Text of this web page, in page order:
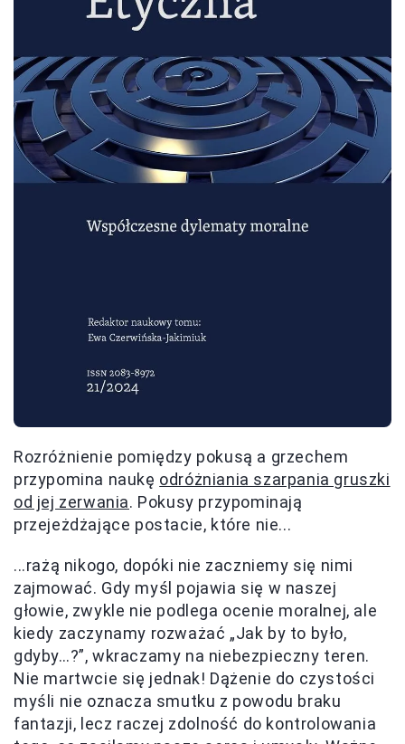
Rozróżnienie pomiędzy pokusą a grzechem
przypomina naukę odróżniania szarpania gruszki
od jej zerwania. Pokusy przypominają
przejeżdżające postacie, które nie...
...rażą nikogo, dopóki nie zaczniemy się nimi
zajmować. Gdy myśl pojawia się w naszej
głowie, zwykle nie podlega ocenie moralnej, ale
kiedy zaczynamy rozważać „Jak by to było,
gdyby…?”, wkraczamy na niebezpieczny teren.
Nie martwcie się jednak! Dążenie do czystości
myśli nie oznacza smutku z powodu braku
fantazji, lecz raczej zdolność do kontrolowania